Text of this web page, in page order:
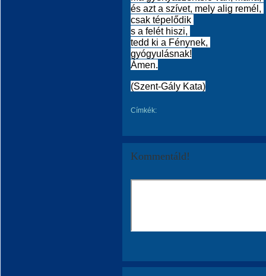
és azt a szívet, mely alig remél,
csak tépelődik
s a felét hiszi,
tedd ki a Fénynek,
gyógyulásnak!
Ámen.
(Szent-Gály Kata)
Címkék:
Kommentáld!